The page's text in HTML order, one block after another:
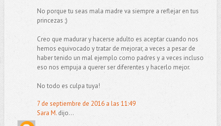
No porque tu seas mala madre va siempre a reflejar en tus
princezas ;)
Creo que madurar y hacerse adulto es aceptar cuando nos
hemos equivocado y tratar de mejorar, a veces a pesar de
haber tenido un mal ejemplo como padres y a veces incluso
eso nos empuja a querer ser diferentes y hacerlo mejor.
No todo es culpa tuya!
7 de septiembre de 2016 a las 11:49
Sara M.dijo...